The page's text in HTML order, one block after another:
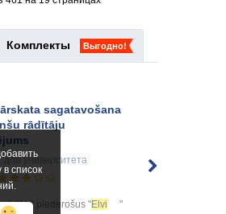
Комплекты Выгодно!
список
sagatavošana
rādītāju
для университета
piederošus "Elvi
"